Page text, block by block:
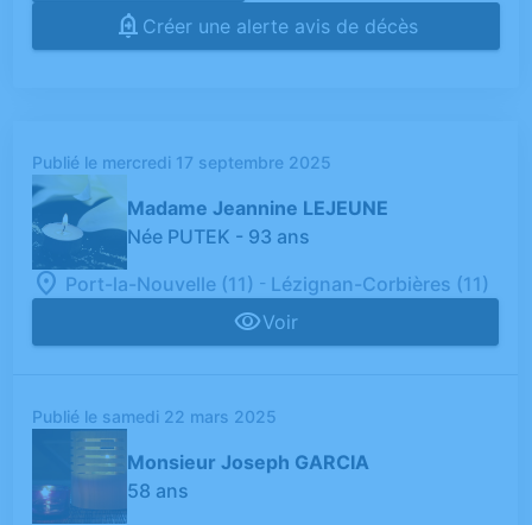
Créer une alerte avis de décès
Publié le mercredi 17 septembre 2025
Madame Jeannine LEJEUNE
Née PUTEK - 93 ans
Port-la-Nouvelle (11) - Lézignan-Corbières (11)
Voir
Publié le samedi 22 mars 2025
Monsieur Joseph GARCIA
58 ans